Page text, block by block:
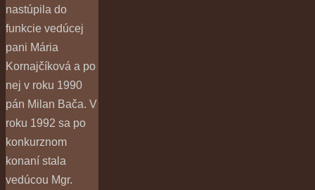
nastúpila do
funkcie vedúcej
pani Mária
Kornajčíková a po
nej v roku 1990
pán Milan Bača. V
roku 1992 sa po
konkurznom
konaní stala
vedúcou Mgr.